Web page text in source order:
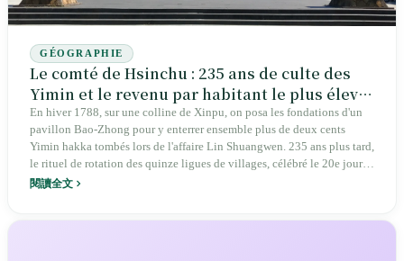
GÉOGRAPHIE
Le comté de Hsinchu : 235 ans de culte des
Yimin et le revenu par habitant le plus élevé
de Taïwan, le long de la même rivière
Touqian
En hiver 1788, sur une colline de Xinpu, on posa les fondations d'un
pavillon Bao-Zhong pour y enterrer ensemble plus de deux cents
Yimin hakka tombés lors de l'affaire Lin Shuangwen. 235 ans plus tard,
le rituel de rotation des quinze ligues de villages, célébré le 20e jour
du septième mois lunaire lors de la fête des Yimin, se poursuit
閱讀全文